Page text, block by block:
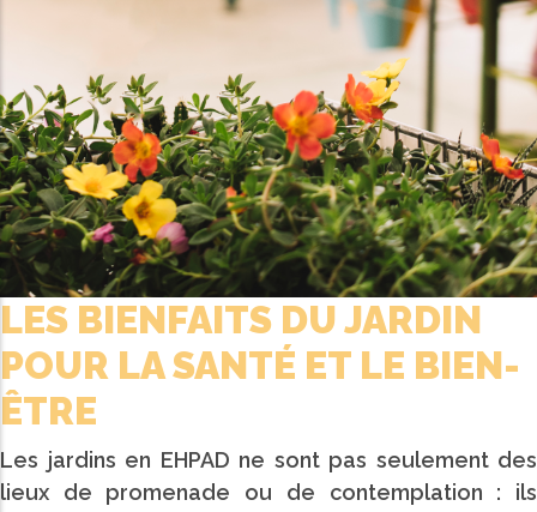
LES BIENFAITS DU JARDIN
POUR LA SANTÉ ET LE BIEN-
ÊTRE
Les jardins en EHPAD ne sont pas seulement des
lieux de promenade ou de contemplation : ils